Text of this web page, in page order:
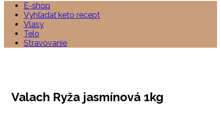
E-shop
Vyhľadať keto recept
Vlasy
Telo
Stravovanie
Valach Ryža jasmínová 1kg